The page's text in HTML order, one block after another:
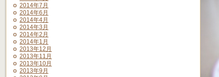
2014年7月
2014年6月
2014年4月
2014年3月
2014年2月
2014年1月
2013年12月
2013年11月
2013年10月
2013年9月